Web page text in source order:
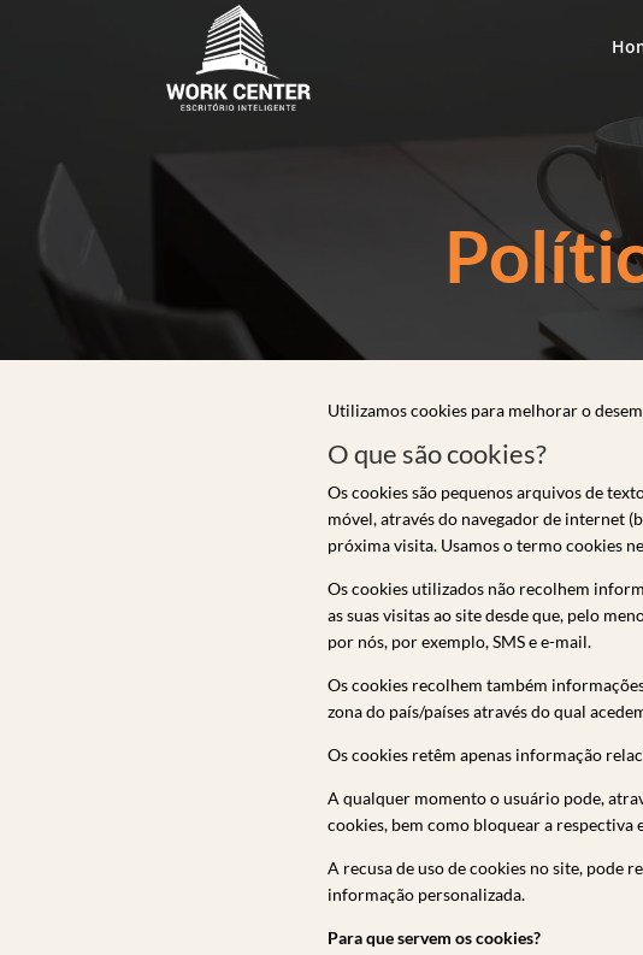
Utilizamos cookies para melhorar o
O que são cookies?
Os cookies são pequenos arquivos de
móvel, através do navegador de internet
próxima visita. Usamos o termo cookies
Os cookies utilizados não recolhem
as suas visitas ao site desde que, pelo
por nós, por exemplo, SMS e e-mail.
Os cookies recolhem também
zona do país/países através do qual
Os cookies retêm apenas informação
A qualquer momento o usuário pode,
cookies, bem como bloquear a respectiva
A recusa de uso de cookies no site, pode
informação personalizada.
Para que servem os cookies?